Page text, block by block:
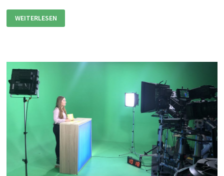
GRÜSSE A
US D
EM W
WEITERLESEN